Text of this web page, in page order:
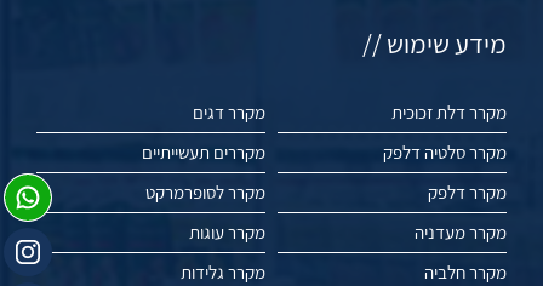
מידע שימוש //
מקרר דלת זכוכית
מקרר דגים
מקרר סלטיה דלפק
מקררים תעשייתיים
מקרר דלפק
מקרר לסופרמרקט
מקרר מעדניה
מקרר עוגות
מקרר חלביה
מקרר גלידות